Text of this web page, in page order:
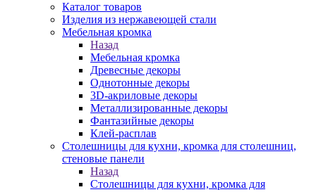
Каталог товаров
Изделия из нержавеющей стали
Мебельная кромка
Назад
Мебельная кромка
Древесные декоры
Однотонные декоры
3D-акриловые декоры
Металлизированные декоры
Фантазийные декоры
Клей-расплав
Столешницы для кухни, кромка для столешниц,
стеновые панели
Назад
Столешницы для кухни, кромка для